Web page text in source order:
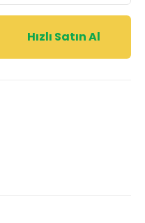
Hızlı Satın Al